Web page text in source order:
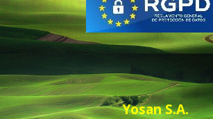
Yosan S.A.